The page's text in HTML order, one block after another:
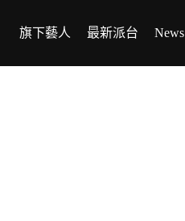
旗下藝人 最新派台 News